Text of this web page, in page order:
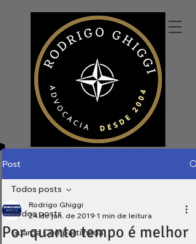
Post
Todos posts
Guarda Compartilhada
Todos posts
Por quanto tempo é melhor
Rodrigo Ghiggi
24 de jan. de 2019 1 min de leitura